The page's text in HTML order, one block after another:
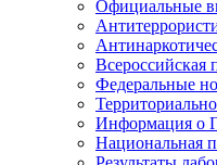
Официальные
Всероссийская
Федеральные
Информация о
Национальная